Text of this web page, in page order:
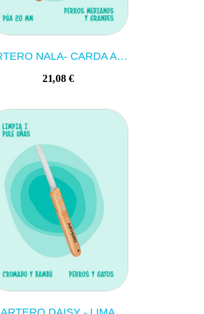
ARTERO NALA- CARDA ARTICULADA DOBLE
21,08 €